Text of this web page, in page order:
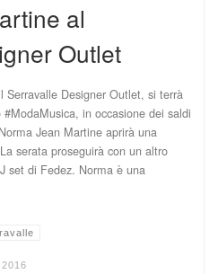
al
Outlet
Serravalle Designer Outlet, si terrà
#ModaMusica, in occasione dei saldi
Jean Martine aprirà una
serata proseguirà con un altro
set di Fedez. Norma è una